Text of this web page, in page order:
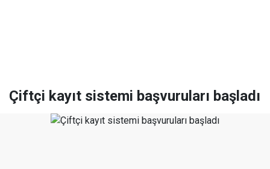
Çiftçi kayıt sistemi başvuruları başladı